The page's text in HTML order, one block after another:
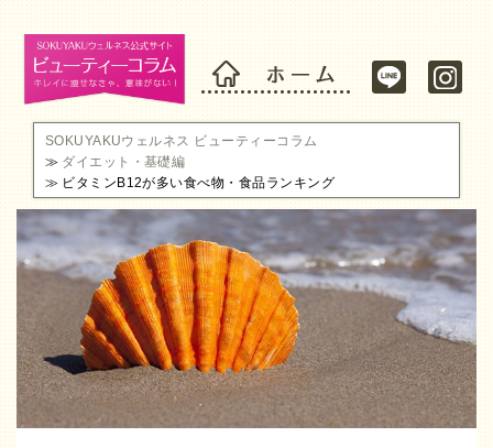
SOKUYAKUウェルネス ビューティーコラム
ダイエット・基礎編
ビタミンB12が多い食べ物・食品ランキング